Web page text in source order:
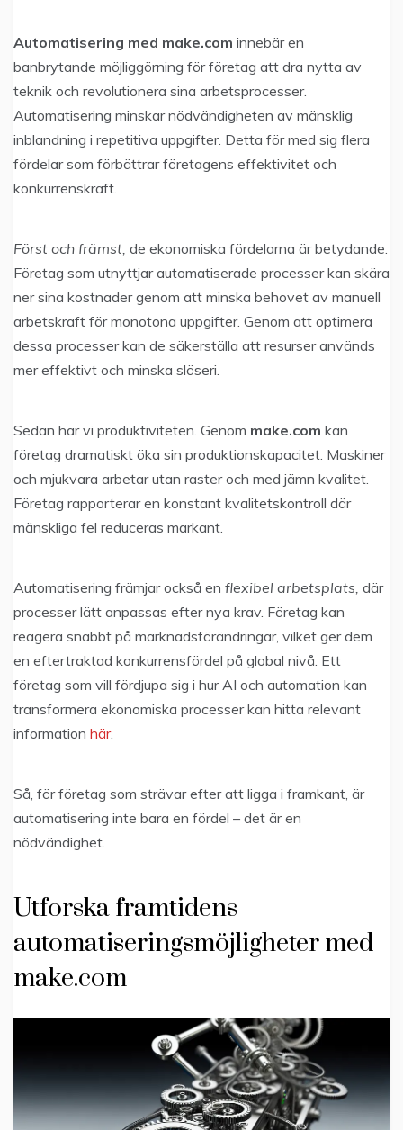
Automatisering med make.com innebär en
banbrytande möjliggörning för företag att dra nytta av
teknik och revolutionera sina arbetsprocesser.
Automatisering minskar nödvändigheten av mänsklig
inblandning i repetitiva uppgifter. Detta för med sig flera
fördelar som förbättrar företagens effektivitet och
konkurrenskraft.
Först och främst, de ekonomiska fördelarna är betydande.
Företag som utnyttjar automatiserade processer kan skära
ner sina kostnader genom att minska behovet av manuell
arbetskraft för monotona uppgifter. Genom att optimera
dessa processer kan de säkerställa att resurser används
mer effektivt och minska slöseri.
Sedan har vi produktiviteten. Genom make.com kan
företag dramatiskt öka sin produktionskapacitet. Maskiner
och mjukvara arbetar utan raster och med jämn kvalitet.
Företag rapporterar en konstant kvalitetskontroll där
mänskliga fel reduceras markant.
Automatisering främjar också en flexibel arbetsplats, där
processer lätt anpassas efter nya krav. Företag kan
reagera snabbt på marknadsförändringar, vilket ger dem
en eftertraktad konkurrensfördel på global nivå. Ett
företag som vill fördjupa sig i hur AI och automation kan
transformera ekonomiska processer kan hitta relevant
information här.
Så, för företag som strävar efter att ligga i framkant, är
automatisering inte bara en fördel – det är en
nödvändighet.
Utforska framtidens
automatiseringsmöjligheter med
make.com